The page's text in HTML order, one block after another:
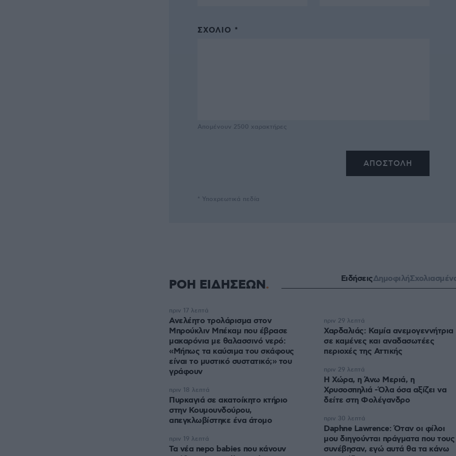
ΣΧΌΛΙΟ *
Απομένουν 2500 χαρακτήρες
* Υποχρεωτικά πεδία
ΡΟΗ ΕΙΔΗΣΕΩΝ ΕιδήσειςΔημοφιλή
Ανελέητο τρολάρισμα στον
Μπρούκλιν Μπέκαμ που έβρασε
μακαρόνια με θαλασσινό νερό:
«Μήπως τα καύσιμα του σκάφους
είναι το μυστικό συστατικό;» του
γράφουν
πριν 17 λεπτά
Πυρκαγιά σε ακατοίκητο κτήριο
στην Κουμουνδούρου,
απεγκλωβίστηκε ένα άτομο
πριν 18 λεπτά
Τα νέα nepo babies που κάνουν
πριν 19 λεπτά
Χαρδαλιάς: Καμία ανεμογεννήτρια
σε καμένες και αναδασωτέες
περιοχές της Αττικής
πριν 29 λεπτά
Η Χώρα, η Άνω Μεριά, η
Χρυσοσπηλιά -Όλα όσα αξίζει να
δείτε στη Φολέγανδρο
πριν 29 λεπτά
Daphne Lawrence: Όταν οι φίλοι
μου διηγούνται πράγματα που τους
συνέβησαν, εγώ αυτά θα τα κάνω
πριν 30 λεπτά